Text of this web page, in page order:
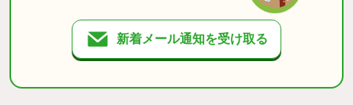
新着メール通知を受け取る